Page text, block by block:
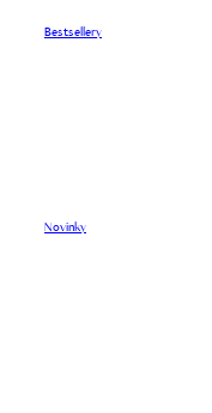
Bestsellery
Novinky